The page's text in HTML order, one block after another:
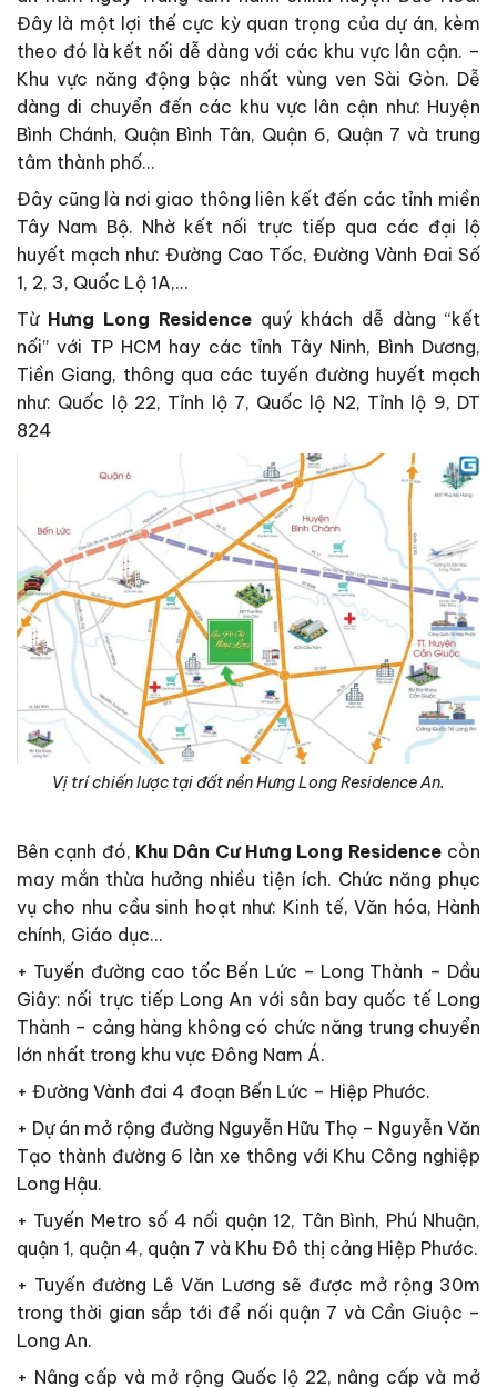
Đây là một lợi thế cực kỳ quan trọng của dự án, kèm
theo đó là kết nối dễ dàng với các khu vực lân cận. –
Khu vực năng động bậc nhất vùng ven Sài Gòn. Dễ
dàng di chuyển đến các khu vực lân cận như: Huyện
Bình Chánh, Quận Bình Tân, Quận 6, Quận 7 và trung
tâm thành phố…
Đây cũng là nơi giao thông liên kết đến các tỉnh miền
Tây Nam Bộ. Nhờ kết nối trực tiếp qua các đại lộ
huyết mạch như: Đường Cao Tốc, Đường Vành Đai Số
1, 2, 3, Quốc Lộ 1A,…
Từ Hưng Long Residence quý khách dễ dàng “kết
nối” với TP HCM hay các tỉnh Tây Ninh, Bình Dương,
Tiền Giang, thông qua các tuyến đường huyết mạch
như: Quốc lộ 22, Tỉnh lộ 7, Quốc lộ N2, Tỉnh lộ 9, DT
824
Vị trí chiến lược tại đất nền Hưng Long Residence An.
Bên cạnh đó, Khu Dân Cư Hưng Long Residence còn
may mắn thừa hưởng nhiều tiện ích. Chức năng phục
vụ cho nhu cầu sinh hoạt như: Kinh tế, Văn hóa, Hành
chính, Giáo dục…
+ Tuyến đường cao tốc Bến Lức – Long Thành – Dầu
Giây: nối trực tiếp Long An với sân bay quốc tế Long
Thành – cảng hàng không có chức năng trung chuyển
lớn nhất trong khu vực Đông Nam Á.
+ Đường Vành đai 4 đoạn Bến Lức – Hiệp Phước.
+ Dự án mở rộng đường Nguyễn Hữu Thọ – Nguyễn Văn
Tạo thành đường 6 làn xe thông với Khu Công nghiệp
Long Hậu.
+ Tuyến Metro số 4 nối quận 12, Tân Bình, Phú Nhuận,
quận 1, quận 4, quận 7 và Khu Đô thị cảng Hiệp Phước.
+ Tuyến đường Lê Văn Lương sẽ được mở rộng 30m
trong thời gian sắp tới để nối quận 7 và Cần Giuộc –
Long An.
+ Nâng cấp và mở rộng Quốc lộ 22, nâng cấp và mở